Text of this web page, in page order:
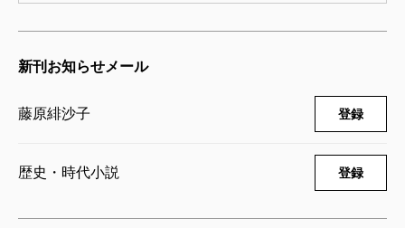
新刊お知らせメール
藤原緋沙子 登録
歴史・時代小説 登録